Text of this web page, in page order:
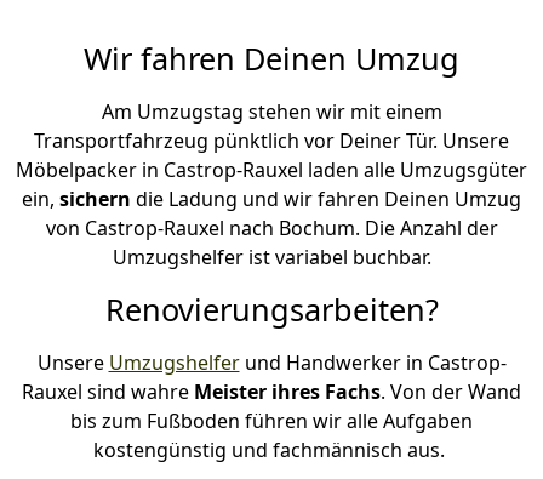
Wir fahren Deinen Umzug
Am Umzugstag stehen wir mit einem
Transportfahrzeug pünktlich vor Deiner Tür. Unsere
Möbelpacker in Castrop-Rauxel laden alle Umzugsgüter
ein, sichern die Ladung und wir fahren Deinen Umzug
von Castrop-Rauxel nach Bochum. Die Anzahl der
Umzugshelfer ist variabel buchbar.
Renovierungsarbeiten?
Unsere Umzugshelferund Handwerker in Castrop-
Rauxel sind wahre Meister ihres Fachs. Von der Wand
bis zum Fußboden führen wir alle Aufgaben
kostengünstig und fachmännisch aus.